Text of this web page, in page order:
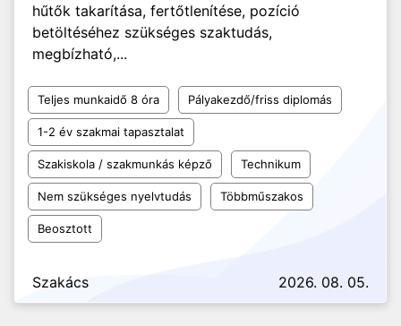
hűtők takarítása, fertőtlenítése, pozíció
betöltéséhez szükséges szaktudás,
megbízható,...
Teljes munkaidő 8 óra Pályakezdő/friss diplomás
1-2 év szakmai tapasztalat
Szakiskola / szakmunkás képző Technikum
Nem szükséges nyelvtudás Többműszakos
Beosztott
Szakács 2026. 08. 05.